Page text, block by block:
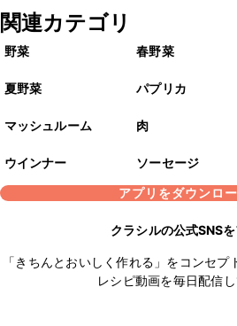
関連カテゴリ
野菜 春野菜
夏野菜 パプリカ
マッシュルーム 肉
ウインナー
ソーセージ
アプリをダウンロ
クラシルの公式SNS
「きちんとおいしく作れる」をコンセ
レシピ動画を毎日配信し